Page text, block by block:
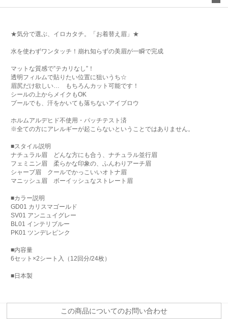
★気分で選ぶ、イロカタチ。「お着替え眉」★
水を使わずワンタッチ！崩れ知らずの美眉が一瞬で完成
マットな質感で”テカリなし”！
透明フィルムで貼りたい位置に狙いうち☆
眉尻だけ欲しい… もちろんカット可能です！
シールの上からメイクもOK
プールでも、汗をかいても落ちないアイブロウ
ホルムアルデヒド不使用・パッチテスト済
※全ての方にアレルギーが起こらないということではありません。
■スタイル説明
ナチュラル眉 どんな方にも合う、ナチュラル並行眉
フェミニン眉 柔らかな印象の、ふんわりアーチ眉
シャープ眉 クールでかっこいいオトナ眉
マニッシュ眉 ボーイッシュなストレート眉
■カラー説明
GD01 カリスマゴールド
SV01 アンニュイグレー
BL01 インテリブルー
PK01 ツンデレピンク
■内容量
6セット×2シート入（12回分/24枚）
■日本製
この商品についてのお問い合わせ